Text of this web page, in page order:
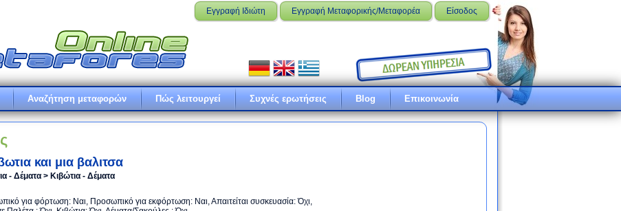
Εγγραφή Ιδιώτη Εγγραφή Μεταφορικής/Μεταφορέα Είσοδος
Αναζήτηση μεταφορών Πώς λειτουργεί Συχνές ερωτήσεις Blog Επικοινωνία
και μια βαλιτσα
- Δέματα > Κιβώτια - Δέματα
για φόρτωση: Ναι, Προσωπικό για εκφόρτωση: Ναι, Απαιτείται συσκευασία: Όχι,